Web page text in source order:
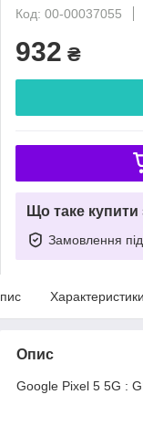
Код: 00-00037055
932 ₴
Що таке
Замовлення
Характеристики
Опис
Google Pixel 5 5G :